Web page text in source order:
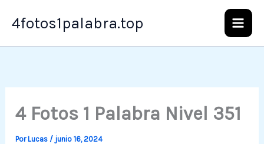
4fotos1palabra.top
4 Fotos 1 Palabra Nivel 351
PorLucas / junio 16, 2024